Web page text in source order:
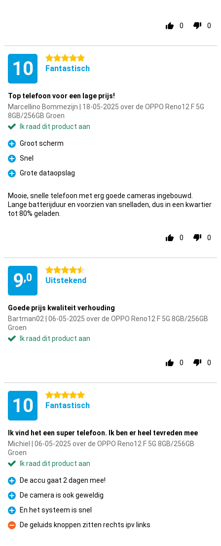
0 0
10 5 sterren
Fantastisch
Top telefoon voor een lage prijs!
Marcellino Bommezijn | 18-05-2025 over de OPPO Reno12 F 5G
8GB/256GB Groen
Ik raad dit product aan
Pluspunt
Groot scherm
Pluspunt
Snel
Pluspunt
Grote dataopslag
Mooie, snelle telefoon met erg goede cameras ingebouwd.
Lange batterijduur en voorzien van snelladen, dus in een kwartier
tot 80% geladen.
0 0
9,0
4.5 sterren
Uitstekend
Goede prijs kwaliteit verhouding
Bartman02 | 06-05-2025 over de OPPO Reno12 F 5G 8GB/256GB
Groen
Ik raad dit product aan
0 0
10 5 sterren
Fantastisch
Ik vind het een super telefoon. Ik ben er heel tevreden mee
Michiel | 06-05-2025 over de OPPO Reno12 F 5G 8GB/256GB
Groen
Ik raad dit product aan
Pluspunt
De accu gaat 2 dagen mee!
Pluspunt
De camera is ook geweldig
Pluspunt
En het systeem is snel
Minpunt
De geluids knoppen zitten rechts ipv links